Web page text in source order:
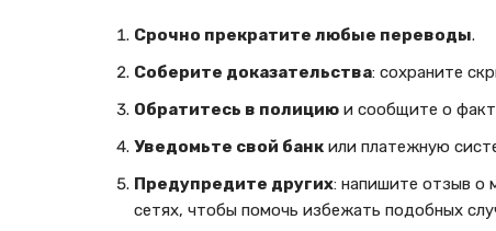
Срочно прекратите любые переводы.
Соберите доказательства: сохраните
Обратитесь в полицию и сообщите о
Уведомьте свой банк или платежную
Предупредите других: напишите отзыв о
сетях, чтобы помочь избежать подобных